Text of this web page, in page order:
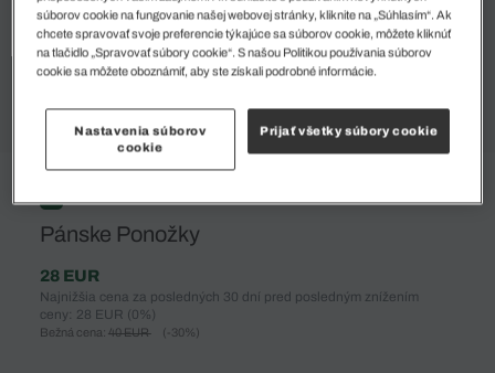
%
Pánske Ponožky
28 EUR
Najnižšia cena za posledných 30 dní pred posledným znížením
ceny: 28 EUR (0%)
Bežná cena: 40 EUR (-30%)
súborov cookie na fungovanie našej webovej stránky, kliknite na „Súhlasím“. Ak
chcete spravovať svoje preferencie týkajúce sa súborov cookie, môžete kliknúť
na tlačidlo „Spravovať súbory cookie“. S našou Politikou používania súborov
cookie sa môžete oboznámiť, aby ste získali podrobné informácie.
Nastavenia súborov
cookie
Prijať všetky súbory cookie